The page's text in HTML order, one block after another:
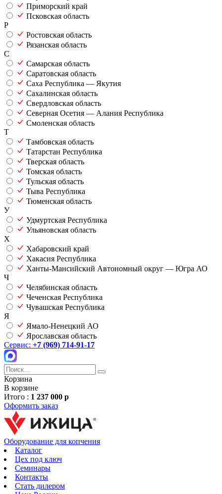
Приморский край
Псковская область
Р
Ростовская область
Рязанская область
С
Самарская область
Саратовская область
Саха Республика — Якутия
Сахалинская область
Свердловская область
Северная Осетия — Алания Республика
Смоленская область
Т
Тамбовская область
Татарстан Республика
Тверская область
Томская область
Тульская область
Тыва Республика
Тюменская область
У
Удмуртская Республика
Ульяновская область
Х
Хабаровский край
Хакасия Республика
Ханты-Мансийский Автономный округ — Югра АО
Ч
Челябинская область
Чеченская Республика
Чувашская Республика
Я
Ямало-Ненецкий АО
Ярославская область
Сервис: +7 (969) 714-91-17
Корзина
В корзине
Итого : 1 237 000 р
Оформить заказ
Оборудование для копчения
Каталог
Цех под ключ
Семинары
Контакты
Стать дилером